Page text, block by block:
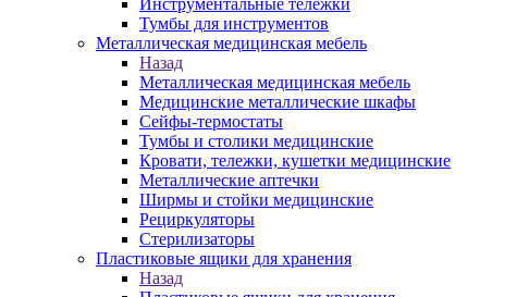
Инструментальные тележки
Тумбы для инструментов
Металлическая медицинская мебель
Назад
Металлическая медицинская мебель
Медицинские металлические шкафы
Сейфы-термостаты
Тумбы и столики медицинские
Кровати, тележки, кушетки медицинские
Металлические аптечки
Ширмы и стойки медицинские
Рециркуляторы
Стерилизаторы
Пластиковые ящики для хранения
Назад